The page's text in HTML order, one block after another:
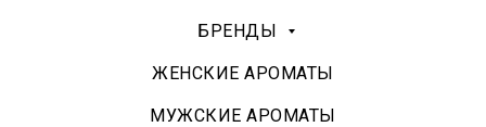
БРЕНДЫ
ЖЕНСКИЕ АРОМАТЫ
МУЖСКИЕ АРОМАТЫ